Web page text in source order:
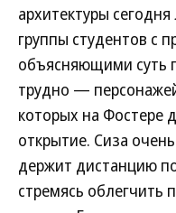
архитектуры
группы студентов с
объясняющими суть
трудно —
которых на Фостере
открытие. Сиза
держит дистанцию
стремясь облегчить